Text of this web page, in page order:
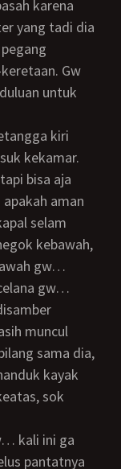
karena
yang tadi dia
Gw
untuk
kekamar.
bisa aja
aman
selam
kebawah,
gw…
muncul
sama dia,
kayak
sok
pantatnya